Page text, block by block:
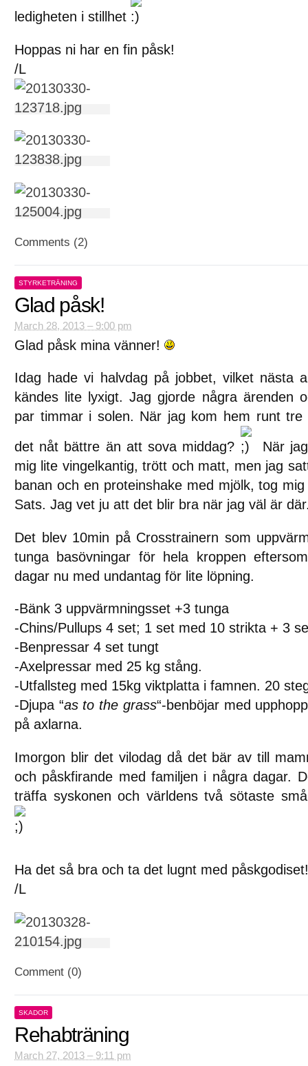
ledigheten i stillhet
Hoppas ni har en fin påsk!
/L
Comments (2)
STYRKETRÄNING
Glad påsk!
March 28, 2013 – 9:00 pm
Glad påsk mina vänner!
Idag hade vi halvdag på jobbet, vilket nästa
kändes lite lyxigt. Jag gjorde några ärenden
par timmar i solen. När jag kom hem runt tre
det nåt bättre än att sova middag?
När
mig lite vingelkantig, trött och matt, men jag
banan och en proteinshake med mjölk, tog
Sats. Jag vet ju att det blir bra när jag väl är
Det blev 10min på Crosstrainern som
tunga basövningar för hela kroppen
dagar nu med undantag för lite löpning.
-Bänk 3 uppvärmningsset +3 tunga
-Chins/Pullups 4 set; 1 set med 10 strikta + 3
-Benpressar 4 set tungt
-Axelpressar med 25 kg stång.
-Utfallsteg med 15kg viktplatta i famnen. 20
-Djupa “as to the grass“-benböjar med
på axlarna.
Imorgon blir det vilodag då det bär av till
och påskfirande med familjen i några dagar.
träffa syskonen och världens två sötaste
Ha det så bra och ta det lugnt med
/L
Comment (0)
SKADOR
Rehabträning
March 27, 2013 – 9:11 pm